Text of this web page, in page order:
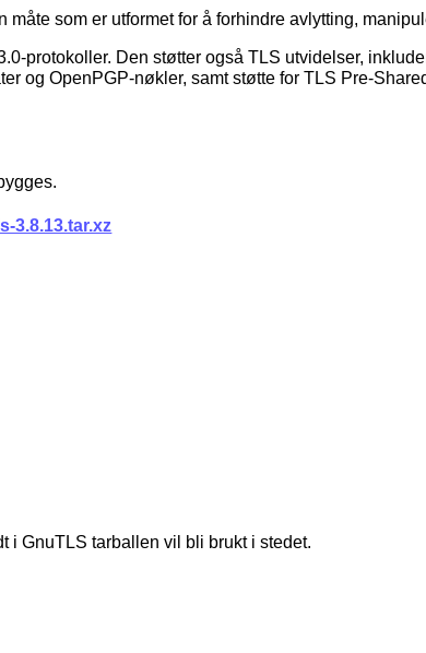
som er utformet for å forhindre avlytting,
protokoller. Den støtter også TLS utvidelser,
og OpenPGP-nøkler, samt støtte for TLS Pre-
3.8.13.tar.xz
i GnuTLS tarballen vil bli brukt i stedet.